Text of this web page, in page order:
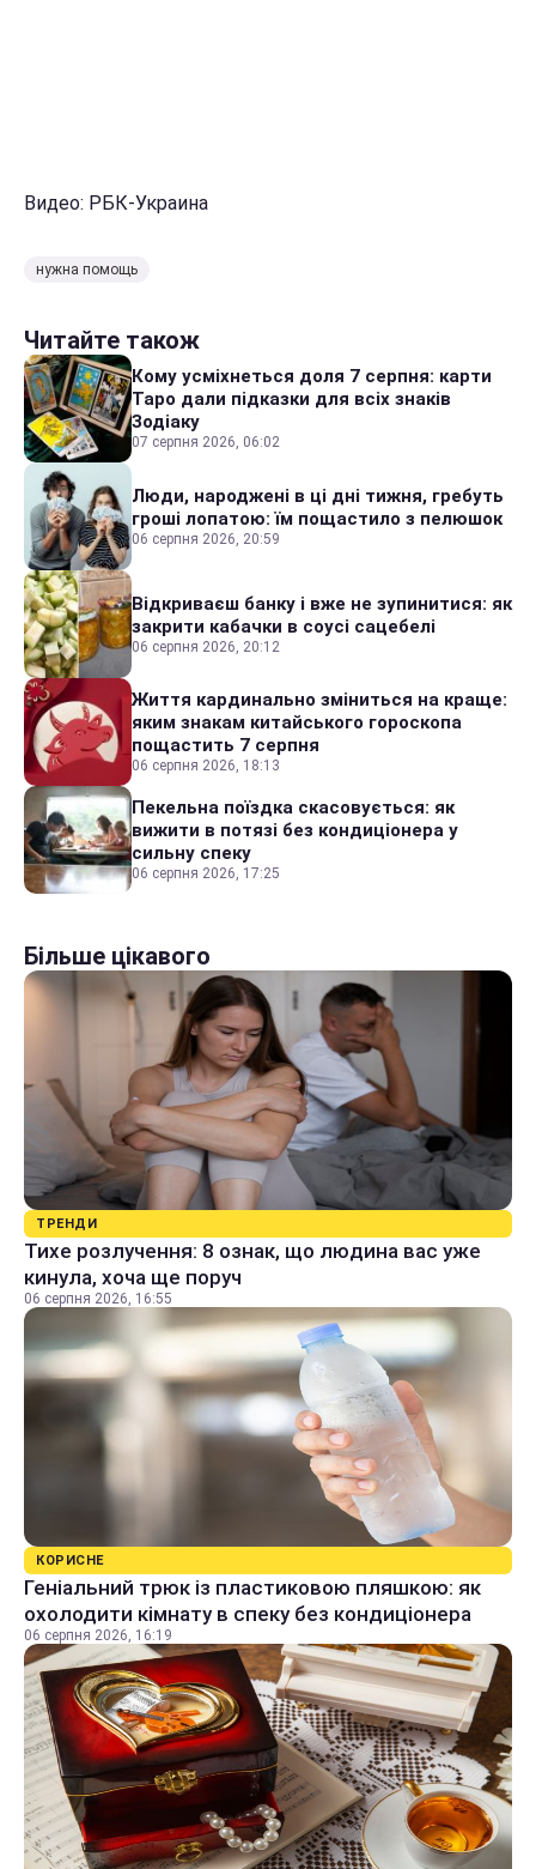
Видео: РБК-Украина
нужна помощь
Читайте також
Кому усміхнеться доля 7 серпня: карти
Таро дали підказки для всіх знаків
Зодіаку
07 серпня 2026, 06:02
Люди, народжені в ці дні тижня, гребуть
гроші лопатою: їм пощастило з пелюшок
06 серпня 2026, 20:59
Відкриваєш банку і вже не зупинитися: як
закрити кабачки в соусі сацебелі
06 серпня 2026, 20:12
Життя кардинально зміниться на краще:
яким знакам китайського гороскопа
пощастить 7 серпня
06 серпня 2026, 18:13
Пекельна поїздка скасовується: як
вижити в потязі без кондиціонера у
сильну спеку
06 серпня 2026, 17:25
Більше цікавого
ТРЕНДИ
Тихе розлучення: 8 ознак, що людина вас уже
кинула, хоча ще поруч
06 серпня 2026, 16:55
КОРИСНЕ
Геніальний трюк із пластиковою пляшкою: як
охолодити кімнату в спеку без кондиціонера
06 серпня 2026, 16:19